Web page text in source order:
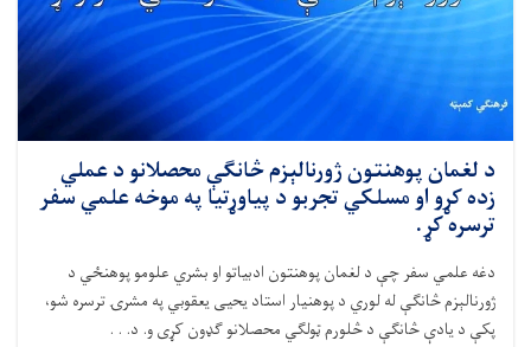
د لغمان پوهنتون ژورنالېزم څانګې محصلانو د عملي
زده کړو او مسلکي تجربو د پیاوړتیا په موخه علمي سفر
ترسره کړ.
دغه علمي سفر چې د لغمان پوهنتون ادبیاتو او بشري علومو پوهنځي د
ژورنالېزم څانګې له لوري د پوهنیار استاد یحیی یعقوبي په مشرۍ ترسره شو،
پکې د یادې څانګې د څلورم ټولګي محصلانو ګډون کړی و. د. . .